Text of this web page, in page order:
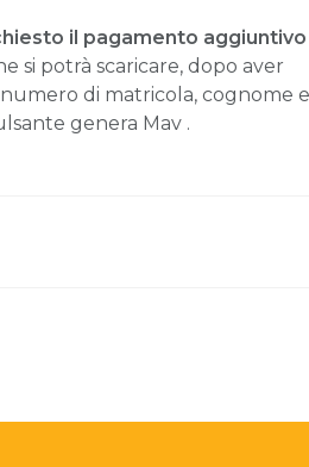
il pagamento aggiuntivo
si potrà scaricare, dopo aver
numero di matricola, cognome
genera Mav .